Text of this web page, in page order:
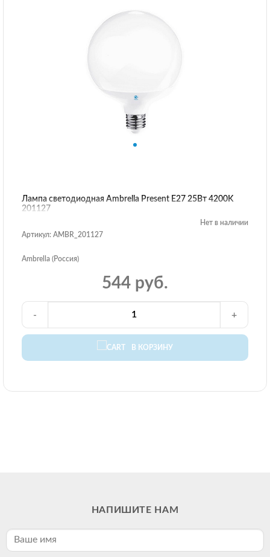
Лампа светодиодная Ambrella Present E27 25Вт 4200K
201127
Нет в наличии
Артикул: AMBR_201127
Ambrella (Россия)
544 руб.
В КОРЗИНУ
- +
НАПИШИТЕ НАМ